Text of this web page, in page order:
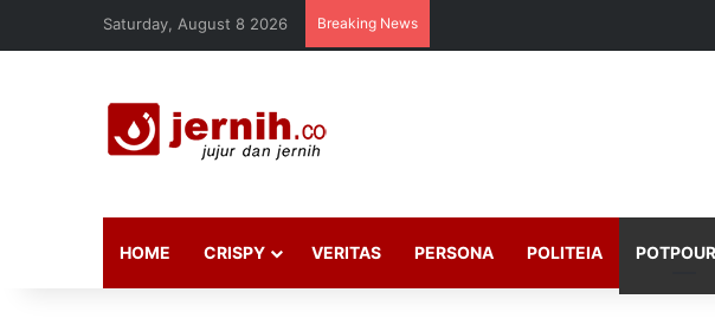
Saturday, August 8 2026 Breaking News
HOME CRISPY VERITAS PERSONA POLITEIA